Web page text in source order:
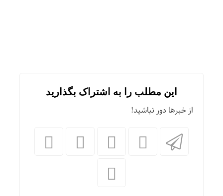
این مطلب را به اشتراک بگذارید
از خبرها دور نباشید!